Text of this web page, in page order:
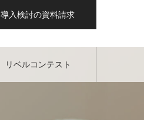
導入検討の資料請求
リベルコンテスト